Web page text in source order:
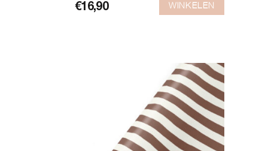
€16,90 WINKELEN